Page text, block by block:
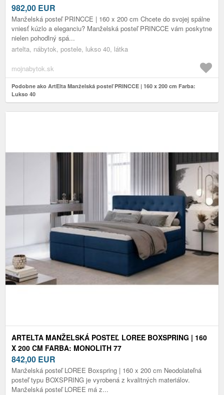
982,00 EUR
Manželská posteľ PRINCCE | 160 x 200 cm Chcete do svojej spálne
vniesť kúzlo a eleganciu? Manželská posteľ PRINCCE vám poskytne
nielen pohodlný spá...
artelta, nábytok, postele, lukso 40, látka
mojnabytok.sk
Podobne ako ArtElta Manželská posteľ PRINCCE | 160 x 200 cm Farba:
Lukso 40
ARTELTA MANŽELSKÁ POSTEĽ LOREE BOXSPRING | 160
X 200 CM FARBA: MONOLITH 77
842,00 EUR
Manželská posteľ LOREE Boxspring | 160 x 200 cm Neodolateľná
posteľ typu BOXSPRING je vyrobená z kvalitných materiálov.
Manželská posteľ LOREE má z...